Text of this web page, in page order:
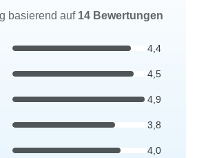
basierend auf 14 Bewertungen
4,4
4,5
4,9
3,8
4,0